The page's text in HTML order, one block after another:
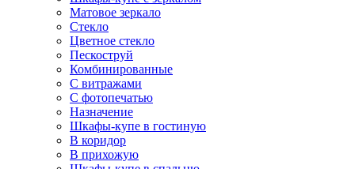
Матовое зеркало
Стекло
Цветное стекло
Пескоструй
Комбинированные
С витражами
С фотопечатью
Назначение
Шкафы-купе в гостиную
В коридор
В прихожую